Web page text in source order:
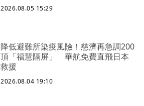
2026.08.05 15:29
降低避難所染疫風險！慈濟再急調200
頂「福慧隔屏」 華航免費直飛日本
救援
2026.08.04 19:10